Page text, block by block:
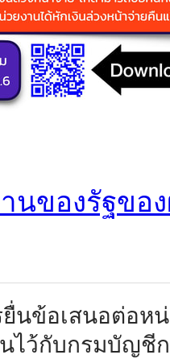
นของรัฐขอ
ข้อเสนอต่อหน่
ยนไว้กับกรม